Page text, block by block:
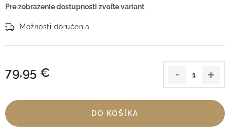
Možnosti doručenia
79,95 €
DO KOŠÍKA